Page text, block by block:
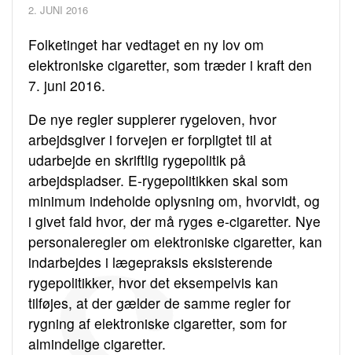
2. JUNI 2016
Folketinget har vedtaget en ny lov om
elektroniske cigaretter, som træder i kraft den
7. juni 2016.
De nye regler supplerer rygeloven, hvor
arbejdsgiver i forvejen er forpligtet til at
udarbejde en skriftlig rygepolitik på
arbejdspladser. E-rygepolitikken skal som
minimum indeholde oplysning om, hvorvidt, og
i givet fald hvor, der må ryges e-cigaretter. Nye
personaleregler om elektroniske cigaretter, kan
indarbejdes i lægepraksis eksisterende
rygepolitikker, hvor det eksempelvis kan
tilføjes, at der gælder de samme regler for
rygning af elektroniske cigaretter, som for
almindelige cigaretter.